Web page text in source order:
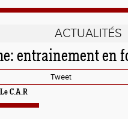
ACTUALITÉS
entrainement en
Tweet
Le C.A.R